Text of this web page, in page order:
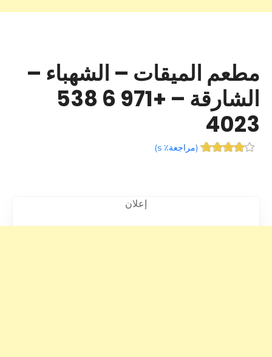
مطعم الميقات – الشهباء –
الشارقة – +971 6 538
4023
(مراجعة٪ s )
إعلان